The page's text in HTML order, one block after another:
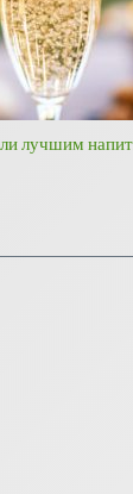
лучшим